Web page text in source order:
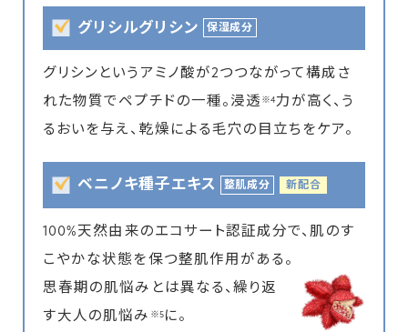
グリシルグリシン 保湿成分
グリシンというアミノ酸が2つつながって構成さ
れた物質でペプチドの一種。浸透 ※4力が高く、う
るおいを与え、乾燥による毛穴の目立ちをケア。
ベニノキ種子エキス 整肌成分 新配合
100%天然由来のエコサート認証成分で、肌のす
こやかな状態を保つ整肌作用がある。
思春期の肌悩みとは異なる、繰り返
す大人の肌悩み ※5に。